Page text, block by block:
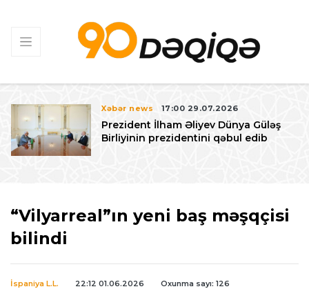
Xəbər news 17:00 29.07.2026
Prezident İlham Əliyev Dünya Güləş
Birliyinin prezidentini qəbul edib
“Vilyarreal”ın yeni baş məşqçisi
bilindi
İspaniya L.L. 22:12 01.06.2026 Oxunma sayı: 126